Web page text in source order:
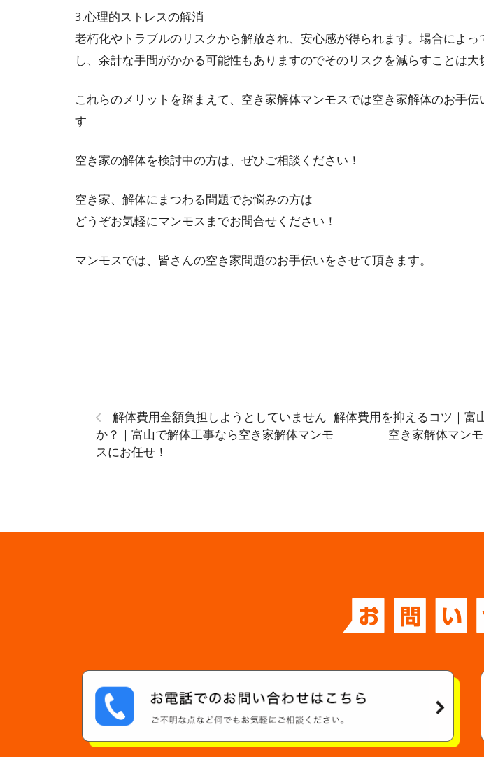
3.心理的ストレスの解消
老朽化やトラブルのリスクから解放され、安心感が得られます。場合によっ
し、余計な手間がかかる可能性もありますのでそのリスクを減らすことは大
これらのメリットを踏まえて、空き家解体マンモスでは空き家解体のお手伝
す
空き家の解体を検討中の方は、ぜひご相談ください！
空き家、解体にまつわる問題でお悩みの方は
どうぞお気軽にマンモスまでお問合せください！
マンモスでは、皆さんの空き家問題のお手伝いをさせて頂きます。
解体費用全額負担しようとしていません
か？｜富山で解体工事なら空き家解体マンモ
スにお任せ！
解体費用を抑えるコツ｜富
空き家解体マン